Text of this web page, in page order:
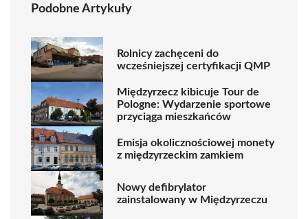
Podobne Artykuły
Rolnicy zachęceni do
wcześniejszej certyfikacji QMP
Międzyrzecz kibicuje Tour de
Pologne: Wydarzenie sportowe
przyciąga mieszkańców
Emisja okolicznościowej monety
z międzyrzeckim zamkiem
Nowy defibrylator
zainstalowany w Międzyrzeczu